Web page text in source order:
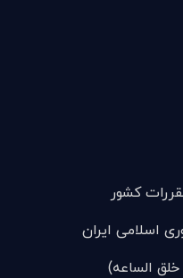
کشور
اسلامی ایران